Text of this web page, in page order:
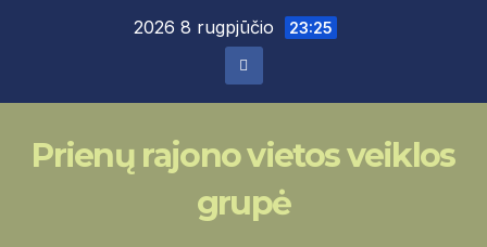
2026 8 rugpjūčio 23:25
Prienų rajono vietos veiklos
grupė